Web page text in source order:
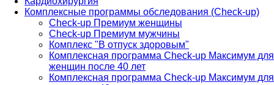
Комплексные программы обследования (Check-up)
Check-up Премиум женщины
Check-up Премиум мужчины
Комплекс "В отпуск здоровым"
Комплексная программа Check-up Максимум для
женщин после 40 лет
Комплексная программа Check-up Максимум для